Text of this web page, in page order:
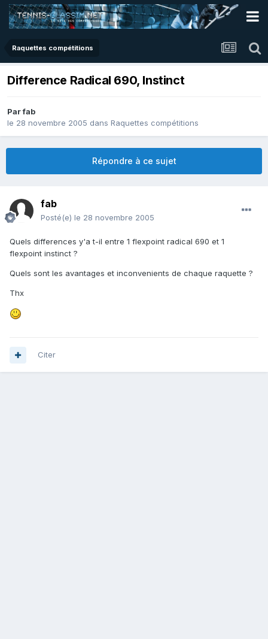
Raquettes compétitions
Difference Radical 690, Instinct
Parfab
le 28 novembre 2005 dans Raquettes compétitions
Répondre à ce sujet
fab
Posté(e) le 28 novembre 2005
Quels differences y'a t-il entre 1 flexpoint radical 690 et 1
flexpoint instinct ?
Quels sont les avantages et inconvenients de chaque raquette ?
Thx
Citer